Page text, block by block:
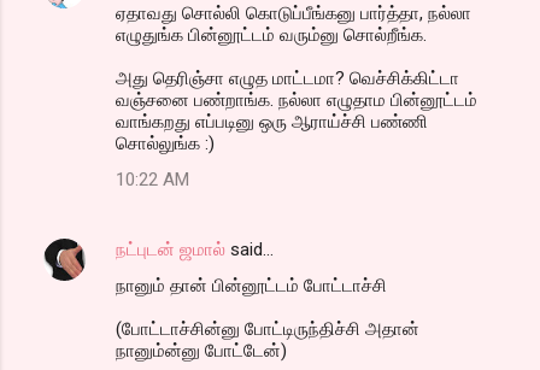
ஏதாவது சொல்லி கொடுப்பீங்கனு பார்த்தா, நல்லா
எழுதுங்க பின்னூட்டம் வரும்னு சொல்றீங்க.
அது தெரிஞ்சா எழுத மாட்டமா? வெச்சிக்கிட்டா
வஞ்சனை பண்றாங்க. நல்லா எழுதாம பின்னூட்டம்
வாங்கறது எப்படினு ஒரு ஆராய்ச்சி பண்ணி
சொல்லுங்க :)
10:22 AM
நட்புடன் ஜமால் said…
நானும் தான் பின்னூட்டம் போட்டாச்சி
(போட்டாச்சின்னு போட்டிருந்திச்சி அதான்
நானும்ன்னு போட்டேன்)